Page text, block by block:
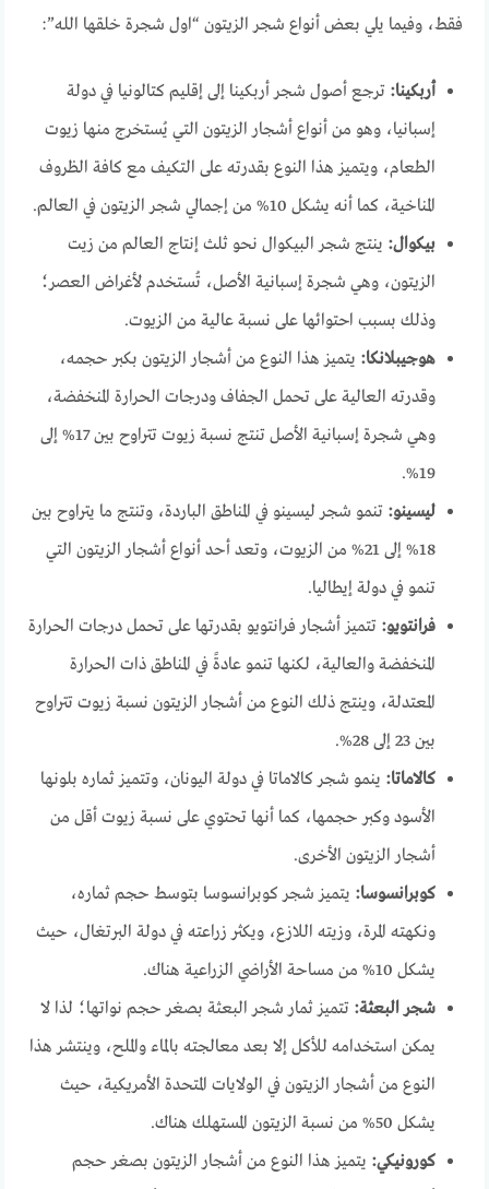
فقط، وفيما يلي بعض أنواع شجر الزيتون “اول شجرة خلقها الله”:
أربكينا: ترجع أصول شجر أربكينا إلى إقليم كتالونيا في دولة
إسبانيا، وهو من أنواع أشجار الزيتون التي يُستخرج منها زيوت
الطعام، ويتميز هذا النوع بقدرته على التكيف مع كافة الظروف
المناخية، كما أنه يشكل 10% من إجمالي شجر الزيتون في العالم.
بيكوال: ينتج شجر البيكوال نحو ثلث إنتاج العالم من زيت
الزيتون، وهي شجرة إسبانية الأصل، تُستخدم لأغراض العصر؛
وذلك بسبب احتوائها على نسبة عالية من الزيوت.
هوجيبلانكا: يتميز هذا النوع من أشجار الزيتون بكبر حجمه،
وقدرته العالية على تحمل الجفاف ودرجات الحرارة المنخفضة،
وهي شجرة إسبانية الأصل تنتج نسبة زيوت تتراوح بين 17% إلى
19%.
ليسينو: تنمو شجر ليسينو في المناطق الباردة، وتنتج ما يتراوح بين
18% إلى 21% من الزيوت، وتعد أحد أنواع أشجار الزيتون التي
تنمو في دولة إيطاليا.
فرانتويو: تتميز أشجار فرانتويو بقدرتها على تحمل درجات الحرارة
المنخفضة والعالية، لكنها تنمو عادةً في المناطق ذات الحرارة
المعتدلة، وينتج ذلك النوع من أشجار الزيتون نسبة زيوت تتراوح
بين 23 إلى 28%.
كالاماتا: ينمو شجر كالاماتا في دولة اليونان، وتتميز ثماره بلونها
الأسود وكبر حجمها، كما أنها تحتوي على نسبة زيوت أقل من
أشجار الزيتون الأخرى.
كوبرانسوسا: يتميز شجر كوبرانسوسا بتوسط حجم ثماره،
ونكهته المرة، وزيته اللازع، ويكثر زراعته في دولة البرتغال، حيث
يشكل 10% من مساحة الأراضي الزراعية هناك.
شجر البعثة: تتميز ثمار شجر البعثة بصغر حجم نواتها؛ لذا لا
يمكن استخدامه للأكل إلا بعد معالجته بالماء والملح، وينتشر هذا
النوع من أشجار الزيتون في الولايات المتحدة الأمريكية، حيث
يشكل 50% من نسبة الزيتون المستهلك هناك.
كورونيكي: يتميز هذا النوع من أشجار الزيتون بصغر حجم